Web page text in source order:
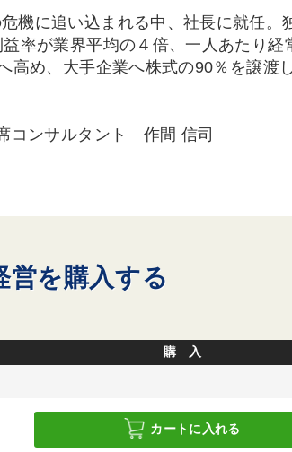
機に追い込まれる中、社長に就任。
率が業界平均の４倍、一人あたり経
高め、大手企業へ株式の90％を譲渡
コンサルタント 作間 信司
営を購入する
購 入
カートに入れる